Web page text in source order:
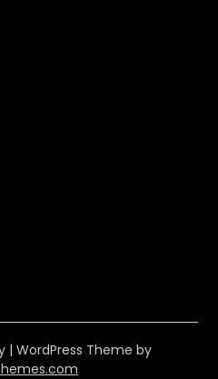
| WordPress Theme by